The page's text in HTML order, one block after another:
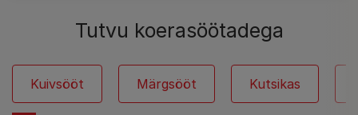
Tutvu koerasöötadega
Kuivsööt Märgsööt Kutsikas